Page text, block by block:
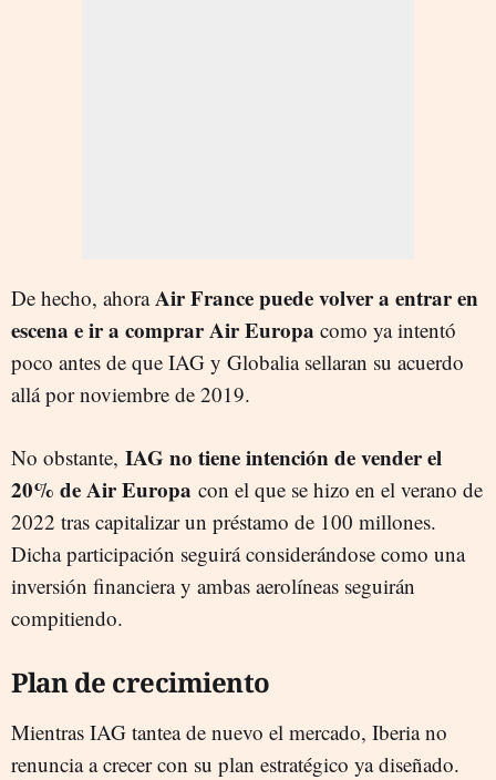
De hecho, ahoraAir France puede volver a entrar en
escena e ir a comprar Air Europa como ya intentó
poco antes de que IAG y Globalia sellaran su acuerdo
allá por noviembre de 2019.
No obstante, IAG no tiene intención de vender el
20% de Air Europa con el que se hizo en el verano de
2022 tras capitalizar un préstamo de 100 millones.
Dicha participación seguirá considerándose como una
inversión financiera y ambas aerolíneas seguirán
compitiendo.
Plan de crecimiento
Mientras IAG tantea de nuevo el mercado, Iberia no
renuncia a crecer con su plan estratégico ya diseñado.